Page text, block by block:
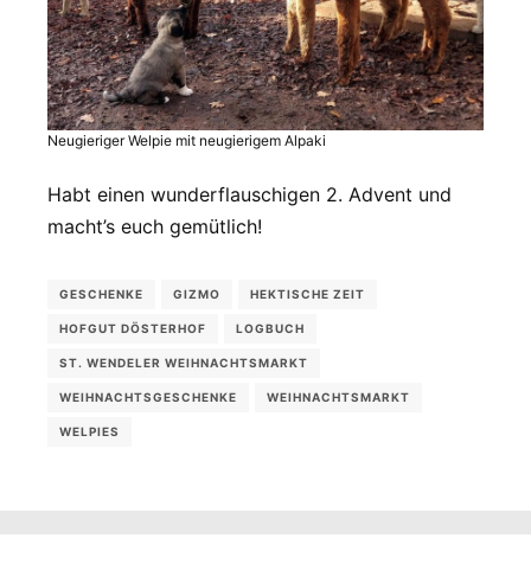
Neugieriger Welpie mit neugierigem Alpaki
Habt einen wunderflauschigen 2. Advent und
macht’s euch gemütlich!
GESCHENKE GIZMO HEKTISCHE ZEIT
HOFGUT DÖSTERHOF LOGBUCH
ST. WENDELER WEIHNACHTSMARKT
WEIHNACHTSGESCHENKE WEIHNACHTSMARKT
WELPIES